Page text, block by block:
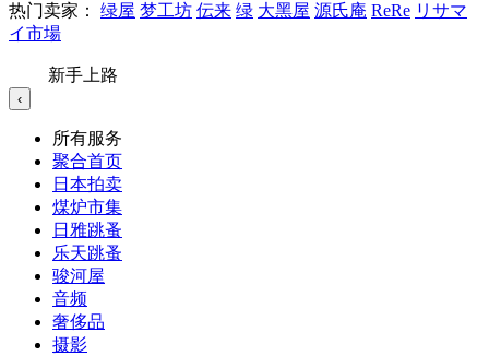
热门卖家： 绿屋 梦工坊 伝来 绿 大黑屋 源氏庵 ReRe リサマ
イ市場
新手上路
‹
所有服务
聚合首页
日本拍卖
煤炉市集
日雅跳蚤
乐天跳蚤
骏河屋
音频
奢侈品
摄影